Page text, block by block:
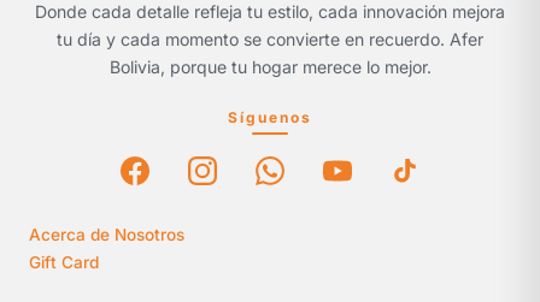
Donde cada detalle refleja tu estilo, cada innovación mejora
tu día y cada momento se convierte en recuerdo. Afer
Bolivia, porque tu hogar merece lo mejor.
Síguenos
Acerca de Nosotros
Gift Card